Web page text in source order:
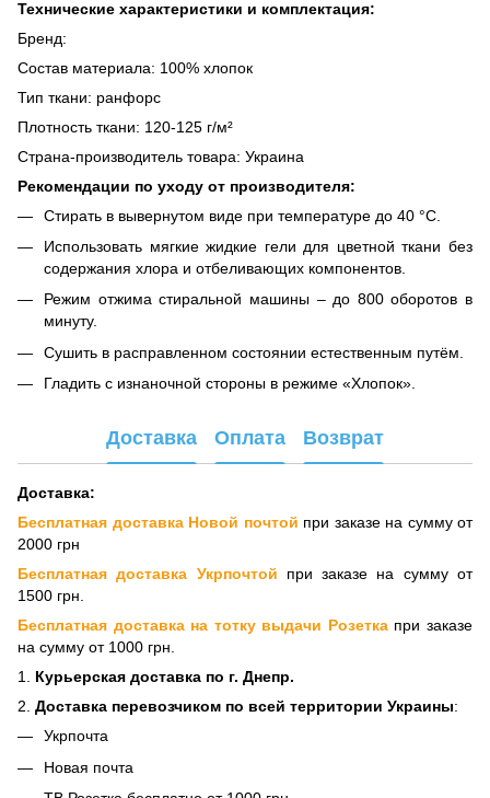
Технические характеристики и комплектация:
Бренд:
Состав материала: 100% хлопок
Тип ткани: ранфорс
Плотность ткани: 120-125 г/м²
Страна-производитель товара: Украина
Рекомендации по уходу от производителя:
Стирать в вывернутом виде при температуре до 40 °C.
Использовать мягкие жидкие гели для цветной ткани без
содержания хлора и отбеливающих компонентов.
Режим отжима стиральной машины – до 800 оборотов в
минуту.
Сушить в расправленном состоянии естественным путём.
Гладить с изнаночной стороны в режиме «Хлопок».
Доставка Оплата Возврат
Доставка:
Бесплатная доставка Новой почтой при заказе на сумму от
2000 грн
Бесплатная доставка Укрпочтой
при заказе на сумму от
1500 грн.
Бесплатная доставка на тотку выдачи Розетка при заказе
на сумму от 1000 грн.
1. Курьерская доставка по г. Днепр.
2. Доставка перевозчиком по всей территории Украины:
Укрпочта
Новая почта